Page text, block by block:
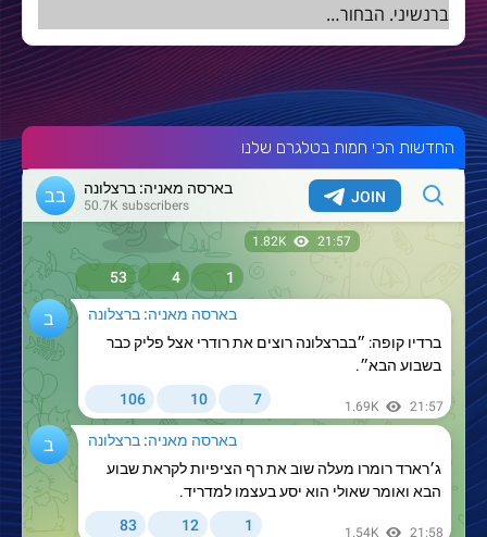
ברנשיני. הבחור…
החדשות הכי חמות בטלגרם שלנו